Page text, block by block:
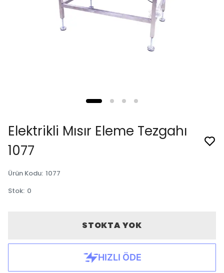
Elektrikli Mısır Eleme Tezgahı
1077
Ürün Kodu: 1077
Stok: 0
STOKTA YOK